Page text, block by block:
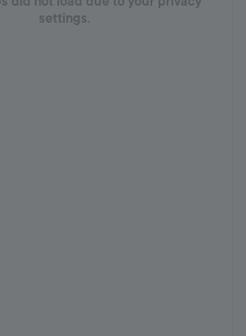
settings.